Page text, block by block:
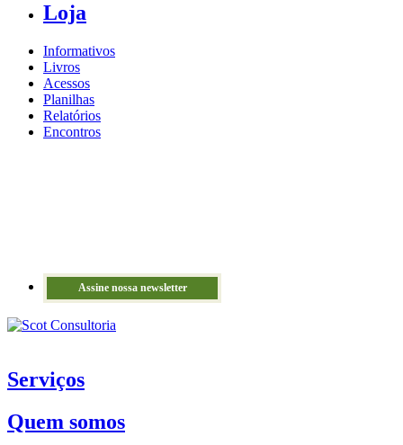
Loja
Informativos
Livros
Acessos
Planilhas
Relatórios
Encontros
Assine nossa newsletter
Serviços
Quem somos